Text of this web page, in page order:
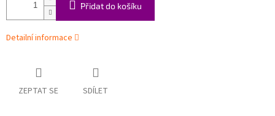
Přidat do košíku
Detailní informace
ZEPTAT SE SDÍLET